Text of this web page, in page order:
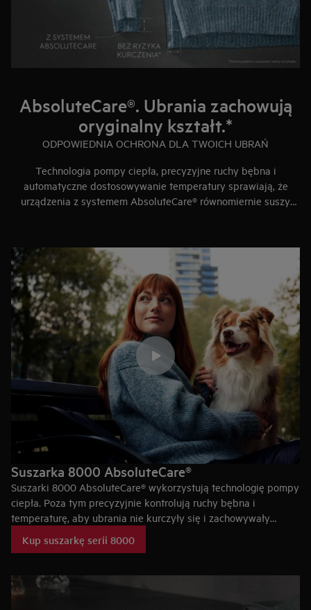
AbsoluteCare®. Ubrania zachowują
oryginalny kształt.*
ODPOWIEDNIA OCHRONA DLA TWOICH UBRAŃ
Technologia pompy ciepła, precyzyjne ruchy bębna i
automatyczne dostosowywanie temperatury sprawiają, że
urządzenia z systemem AbsoluteCare® równomiernie suszy
kształt, a ubraniom funkcyjnym przywracana jest
wodoodporność.
Suszarka 8000 AbsoluteCare®
Suszarki 8000 AbsoluteCare® wykorzystują technologię pompy
ciepła. Poza tym precyzyjnie kontrolują ruchy bębna i
temperaturę, aby ubrania nie kurczyły się i zachowywały
kurtek i ma certyfikat Woolmark Blue.
Kup suszarkę serii 8000